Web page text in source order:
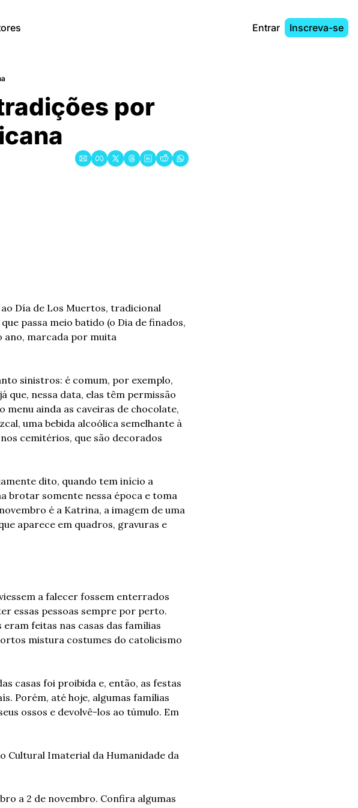
Entrar Inscreva-se
por
Día de Los Muertos, tradicional
passa meio batido (o Dia de finados,
ano, marcada por muita
sinistros: é comum, por exemplo,
que, nessa data, elas têm permissão
menu ainda as caveiras de chocolate,
uma bebida alcoólica semelhante à
cemitérios, que são decorados
dito, quando tem início a
brotar somente nessa época e toma
é a Katrina, a imagem de uma
aparece em quadros, gravuras e
a falecer fossem enterrados
essas pessoas sempre por perto.
feitas nas casas das famílias
mistura costumes do catolicismo
casas foi proibida e, então, as festas
Porém, até hoje, algumas famílias
ossos e devolvê-los ao túmulo. Em
Cultural Imaterial da Humanidade da
a 2 de novembro. Confira algumas